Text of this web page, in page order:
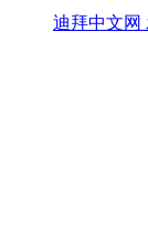
迪拜中文网